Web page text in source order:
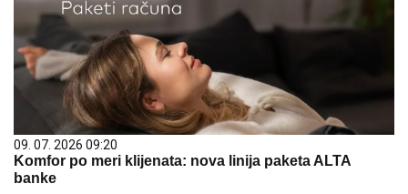
09. 07. 2026 09:20
Komfor po meri klijenata: nova linija paketa ALTA
banke